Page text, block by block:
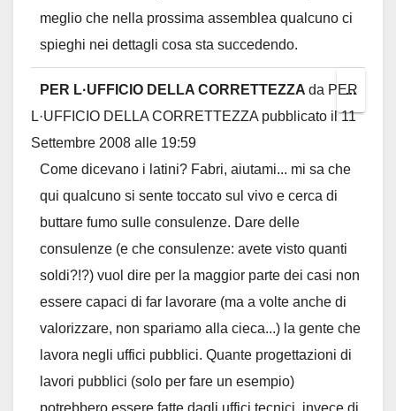
meglio che nella prossima assemblea qualcuno ci
spieghi nei dettagli cosa sta succedendo.
PER L·UFFICIO DELLA CORRETTEZZA da PER
L·UFFICIO DELLA CORRETTEZZA pubblicato il11
Settembre 2008 alle 19:59
Come dicevano i latini? Fabri, aiutami... mi sa che
qui qualcuno si sente toccato sul vivo e cerca di
buttare fumo sulle consulenze. Dare delle
consulenze (e che consulenze: avete visto quanti
soldi?!?) vuol dire per la maggior parte dei casi non
essere capaci di far lavorare (ma a volte anche di
valorizzare, non spariamo alla cieca...) la gente che
lavora negli uffici pubblici. Quante progettazioni di
lavori pubblici (solo per fare un esempio)
potrebbero essere fatte dagli uffici tecnici, invece di
...Toggle
this